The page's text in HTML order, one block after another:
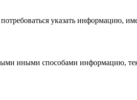
указать информацию,
иными способами информацию,